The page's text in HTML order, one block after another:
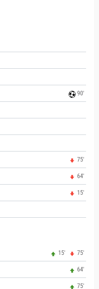
90'
75'
64'
15'
15' 75'
64'
75'